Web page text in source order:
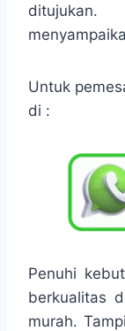
Untuk
di :
Penuhi
berkualitas
murah.